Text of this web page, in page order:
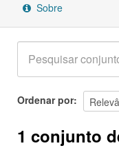
Sobre
Ordenar por
1 conjunto